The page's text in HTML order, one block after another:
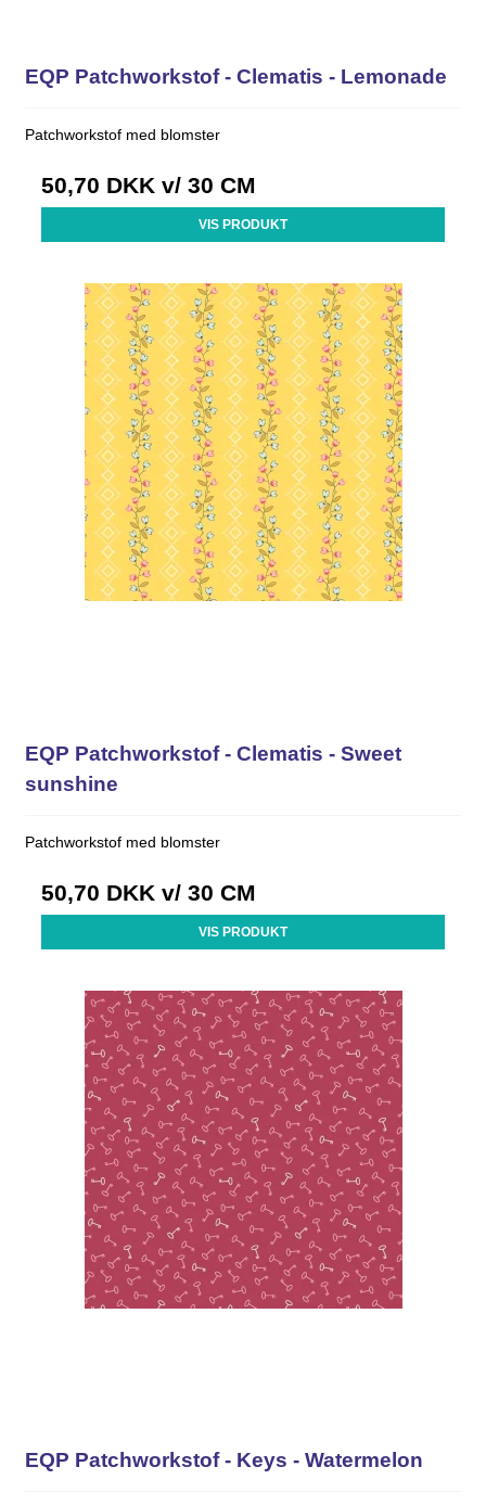
EQP Patchworkstof - Clematis - Lemonade
Patchworkstof med blomster
50,70 DKK v/ 30 CM
VIS PRODUKT
EQP Patchworkstof - Clematis - Sweet
sunshine
Patchworkstof med blomster
50,70 DKK v/ 30 CM
VIS PRODUKT
EQP Patchworkstof - Keys - Watermelon